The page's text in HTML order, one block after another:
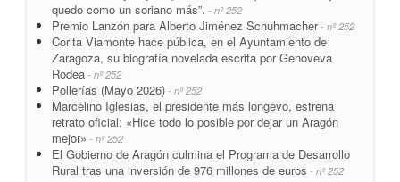
quedo como un soriano más”. - nº 252
Premio Lanzón para Alberto Jiménez Schuhmacher- nº 252
Corita Viamonte hace pública, en el Ayuntamiento de
Zaragoza, su biografía novelada escrita por Genoveva
Rodea - nº 252
Pollerías (Mayo 2026) - nº 252
Marcelino Iglesias, el presidente más longevo, estrena
retrato oficial: «Hice todo lo posible por dejar un Aragón
mejor» - nº 252
El Gobierno de Aragón culmina el Programa de Desarrollo
Rural tras una inversión de 976 millones de euros - nº 252